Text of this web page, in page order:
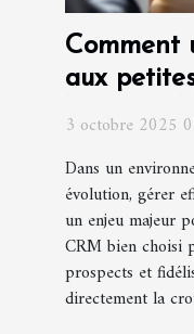
Comment
aux
3 octobre 2025
Dans un
évolution, gérer
un enjeu majeur
CRM bien choisi
prospects et
directement la